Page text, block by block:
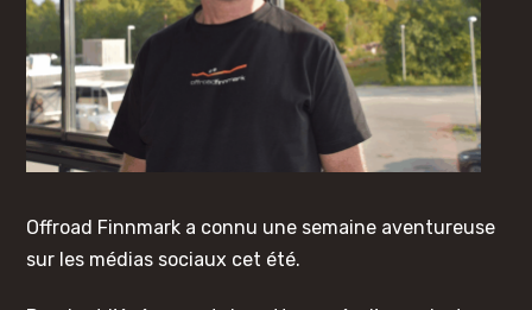
Offroad Finnmark a connu une semaine aventureuse
sur les médias sociaux cet été.